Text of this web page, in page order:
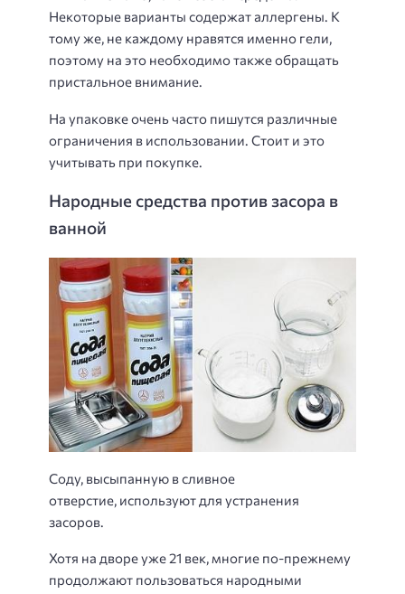
Некоторые варианты содержат аллергены. К
тому же, не каждому нравятся именно гели,
поэтому на это необходимо также обращать
пристальное внимание.
На упаковке очень часто пишутся различные
ограничения в использовании. Стоит и это
учитывать при покупке.
Народные средства против засора в
ванной
Соду, высыпанную в сливное
отверстие, используют для устранения
засоров.
Хотя на дворе уже 21 век, многие по-прежнему
продолжают пользоваться народными